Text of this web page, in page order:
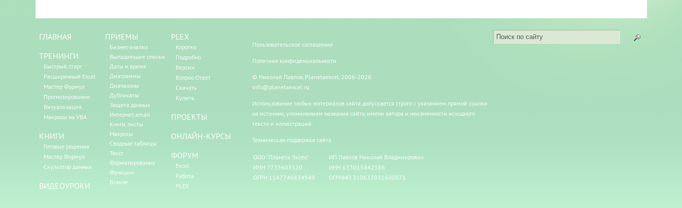
ГЛАВНАЯ
ТРЕНИНГИ
Быстрый старт
Расширенный Excel
Мастер Формул
Прогнозирование
Визуализация
Макросы на VBA
КНИГИ
Готовые решения
Мастер Формул
Скульптор данных
ВИДЕОУРОКИ
ПРИЕМЫ
Бизнес-анализ
Выпадающие списки
Даты и время
Диаграммы
Диапазоны
Дубликаты
Защита данных
Интернет, email
Книги, листы
Макросы
Сводные таблицы
Текст
Форматирование
Функции
Всякое
PLEX
Коротко
Подробно
Версии
Вопрос-Ответ
Скачать
Купить
ПРОЕКТЫ
ОНЛАЙН-КУРСЫ
ФОРУМ
Excel
Работа
PLEX
Пользовательское соглашение
Политика конфиденциальности
© Николай Павлов, Planetaexcel, 2006-2026
info@planetaexcel.ru
Использование любых материалов сайта допускается строго с указанием прямой ссылки
на источник, упоминанием названия сайта, имени автора и неизменности исходного
текста и иллюстраций.
Техническая поддержка сайта
ООО "Планета Эксел"
ИНН 7735603520
ОГРН 1147746834949
ИП Павлов Николай Владимирович
ИНН 633015842586
ОГРНИП 310633031600071